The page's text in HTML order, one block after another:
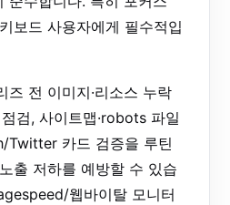
보드 사용자에게 필수적입
즈 전 이미지·리소스 누락
검, 사이트맵·robots 파일
Twitter 카드 검증을 루틴
출 저하를 예방할 수 있습
웹바이탈 모니터